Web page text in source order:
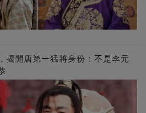
揭開唐第一猛將身份：不是李元